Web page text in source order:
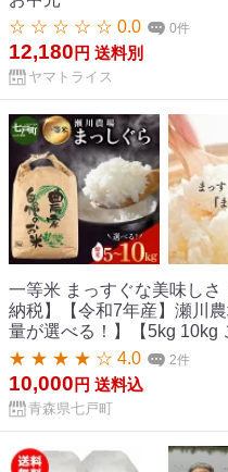
☆ ☆ ☆ ☆ ☆ 0.0
0件
12,180 円 送料別
ヤマトライス
一等米 まっすぐな美味し
納税】【令和7年産】瀬川
量が選べる！】【5kg 10kg
米 一等米 国産米 県産米 ブ
戸町 送料無料 還元率
★ ★ ★ ★ ☆ 4.0 2件
10,000 円 送料込
青森県七戸町